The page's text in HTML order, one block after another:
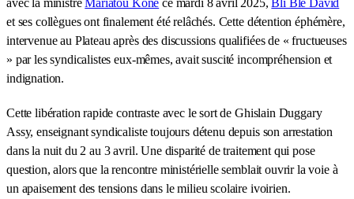
et ses collègues ont finalement été relâchés. Cette détention éphémère,
intervenue au Plateau après des discussions qualifiées de « fructueuses
» par les syndicalistes eux-mêmes, avait suscité incompréhension et
indignation.
Cette libération rapide contraste avec le sort de Ghislain Duggary
Assy, enseignant syndicaliste toujours détenu depuis son arrestation
dans la nuit du 2 au 3 avril. Une disparité de traitement qui pose
question, alors que la rencontre ministérielle semblait ouvrir la voie à
un apaisement des tensions dans le milieu scolaire ivoirien.